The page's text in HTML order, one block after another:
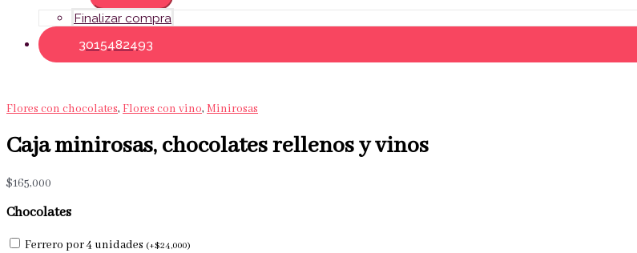
Finalizar compra
3015482493
Flores con chocolates, Flores con vino, Minirosas
Caja minirosas, chocolates rellenos y vinos
$165,000
Chocolates
Ferrero por 4 unidades (+$24,000)